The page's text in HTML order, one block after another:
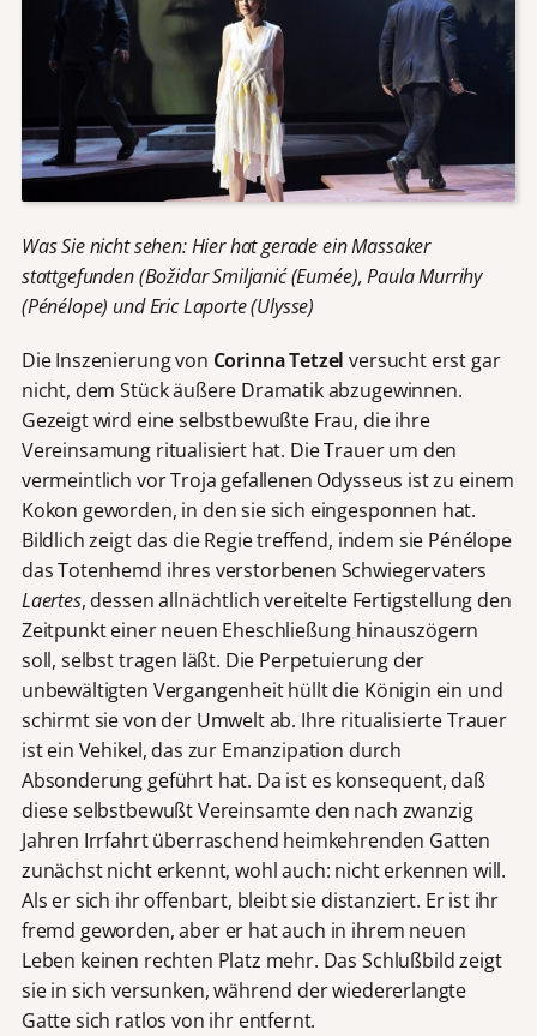
Was Sie nicht sehen: Hier hat gerade ein Massaker
stattgefunden (Božidar Smiljanić (Eumée), Paula Murrihy
(Pénélope) und Eric Laporte (Ulysse)
Die Inszenierung von Corinna Tetzel versucht erst gar
nicht, dem Stück äußere Dramatik abzugewinnen.
Gezeigt wird eine selbstbewußte Frau, die ihre
Vereinsamung ritualisiert hat. Die Trauer um den
vermeintlich vor Troja gefallenen Odysseus ist zu einem
Kokon geworden, in den sie sich eingesponnen hat.
Bildlich zeigt das die Regie treffend, indem sie Pénélope
das Totenhemd ihres verstorbenen Schwiegervaters
Laertes, dessen allnächtlich vereitelte Fertigstellung den
Zeitpunkt einer neuen Eheschließung hinauszögern
soll, selbst tragen läßt. Die Perpetuierung der
unbewältigten Vergangenheit hüllt die Königin ein und
schirmt sie von der Umwelt ab. Ihre ritualisierte Trauer
ist ein Vehikel, das zur Emanzipation durch
Absonderung geführt hat. Da ist es konsequent, daß
diese selbstbewußt Vereinsamte den nach zwanzig
Jahren Irrfahrt überraschend heimkehrenden Gatten
zunächst nicht erkennt, wohl auch: nicht erkennen will.
Als er sich ihr offenbart, bleibt sie distanziert. Er ist ihr
fremd geworden, aber er hat auch in ihrem neuen
Leben keinen rechten Platz mehr. Das Schlußbild zeigt
sie in sich versunken, während der wiedererlangte
Gatte sich ratlos von ihr entfernt.